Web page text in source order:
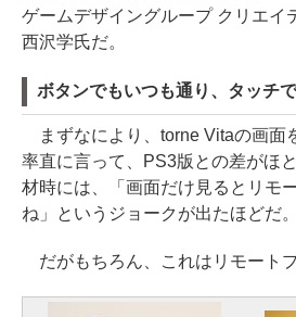
ゲームデザイングループ クリエイ
西沢学氏だ。
ボタンでもいつも通り、タッチ
まずなにより、torne Vitaの画面
率直に言って、PS3版との差がほ
材時には、「画面だけ見るとリモ
ね」というジョークが出たほどだ。
だがもちろん、これはリモートプ